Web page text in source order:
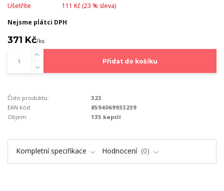
Ušetříte 111 Kč (23 % sleva)
Nejsme plátci DPH
371 Kč/ks
Přidat do košíku
Číslo produktu:
323
EAN kód:
8594069933239
Objem:
135 kapslí
Kompletní specifikace Hodnocení 0